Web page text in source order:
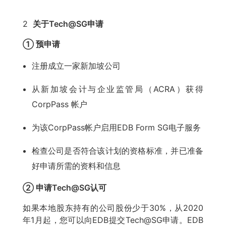
2 关于Tech@SG申请
① 预申请
注册成立一家新加坡公司
从新加坡会计与企业监管局（ACRA）获得
CorpPass 帐户
为该CorpPass帐户启用EDB Form SG电子服务
检查公司是否符合该计划的资格标准，并已准备
好申请所需的资料和信息
② 申请Tech@SG认可
如果本地股东持有的公司股份少于30%，从2020
年1月起，您可以向EDB提交Tech@SG申请。EDB